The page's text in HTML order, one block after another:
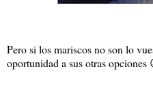
Pero si los mariscos no son lo
oportunidad a sus otras opciones